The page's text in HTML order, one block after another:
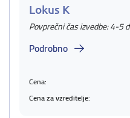
Lokus K
Povprečni čas izvedbe: 4-5
Podrobno
Cena:
Cena za vzreditelje: